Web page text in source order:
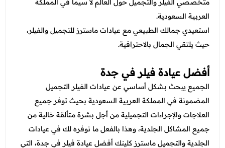
عروض العناية بالشعر
عروض الرجال
عروض جراحات التجميل
عروض قسم الطوارئ
عروض المختبر
عروض الاشعة
عروض الباطنة
عروض العظام
عروض الانف والاذن والحنجرة
متخصصي الفيلر والتجميل حول العالم لا سيما في المملكة
العربية السعودية.
استعيدي جمالك الطبيعي مع عيادات ماسترز للتجميل والفيلر،
حيث يلتقي الجمال بالاحترافية.
أفضل عيادة فيلر في جدة
الجميع يبحث بشكل أساسي عن عيادات الفيلر التجميل
المضمونة في المملكة العربية السعودية بحيث توفر جميع
العلاجات والإجراءات التجميلية من أجل بشرة متألقة خالية من
جميع المشاكل الجلدية، وهذا بالفعل ما نوفره لك فيعيادات
الجلدية والتجميل ماسترز كلينك أفضل عيادة فيلر في جدة، التي